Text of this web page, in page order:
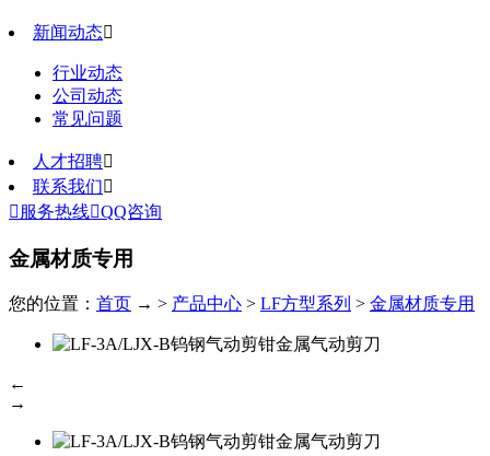
新闻动态
行业动态
公司动态
常见问题
人才招聘
联系我们
 服务热线QQ咨询
金属材质专用
您的位置： 首页 → > 产品中心 > LF方型系列 > 金属材质专用
←
→